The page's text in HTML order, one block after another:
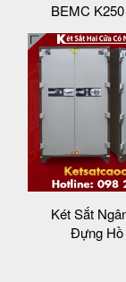
BEMC
Két Sắt
Đựng